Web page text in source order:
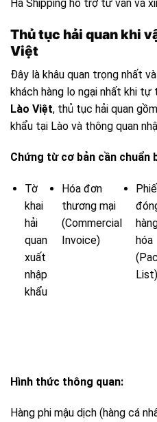
Hà Shipping hỗ trợ tư vấn và
Thủ tục hải quan khi
Việt
Đây là khâu quan trọng nhất
khách hàng lo ngại nhất khi tự
Lào Việt, thủ tục hải quan
khẩu tại Lào và thông quan
Chứng từ cơ bản cần chuẩn
Tờ
khai
hải
quan
xuất
nhập
khẩu
Hóa đơn
thương mại
(Commercial
Invoice)
hóa
List)
Hình thức thông quan:
Hàng phi mậu dịch (hàng cá